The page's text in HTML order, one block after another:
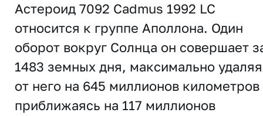
Астероид 7092 Cadmus 1992 LC
относится к группе Аполлона. Один
оборот вокруг Солнца он совершает
1483 земных дня, максимально
от него на 645 миллионов километров
приближаясь на 117 миллионов